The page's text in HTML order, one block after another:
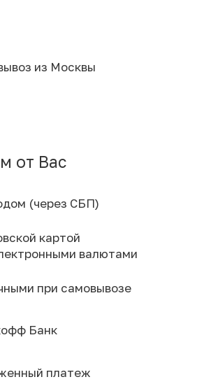
из Москвы
от Вас
(через СБП)
картой
валютами
при самовывозе
Банк
платеж